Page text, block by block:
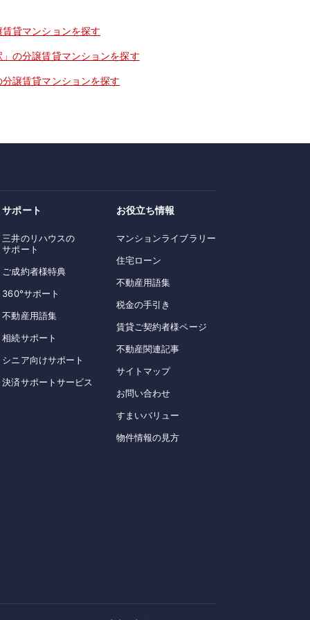
貸マンションを探す
の分譲賃貸マンションを探す
譲賃貸マンションを探す
サポート
三井のリハウスの
サポート
ご成約者様特典
360°サポート
不動産用語集
相続サポート
シニア向けサポート
決済サポートサービス
お役立ち情報
マンションライブラリー
住宅ローン
不動産用語集
税金の手引き
賃貸ご契約者様ページ
不動産関連記事
サイトマップ
お問い合わせ
すまいバリュー
物件情報の見方